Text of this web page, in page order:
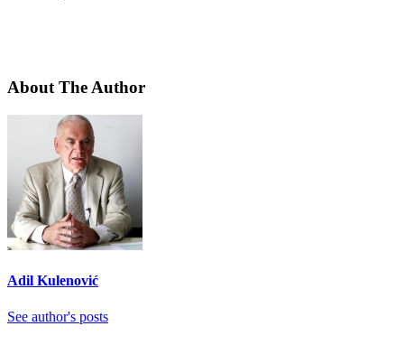
About The Author
Adil Kulenović
See author's posts